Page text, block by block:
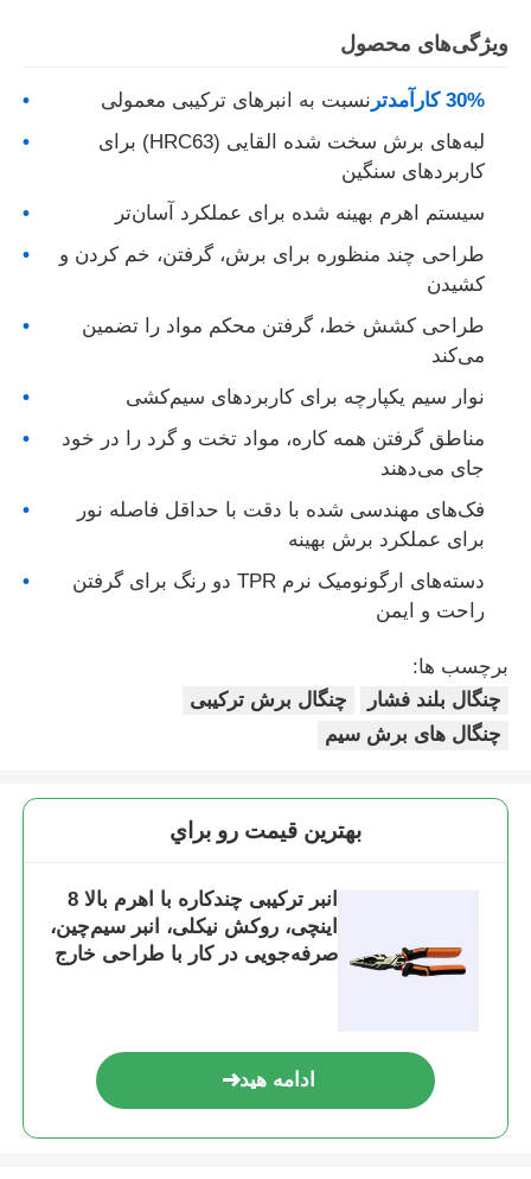
کارخانه تور
کنترل کیفیت
تماس با ما
اخبار
درخواست نقل قول
انبر ترکیبی
انبر بینی بلند
چنگال های برش جانبی
انبردست برش انتهایی
چنگال های چند منظوره
قیچی های ترکیبی
ویژگی‌های محصول
30% کارآمدتر
نسبت به انبرهای ترکیبی معمولی
لبه‌های برش سخت شده القایی (HRC63) برای
کاربردهای سنگین
سیستم اهرم بهینه شده برای عملکرد آسان‌تر
طراحی چند منظوره برای برش، گرفتن، خم کردن و
کشیدن
طراحی کشش خط، گرفتن محکم مواد را تضمین
می‌کند
نوار سیم یکپارچه برای کاربردهای سیم‌کشی
مناطق گرفتن همه کاره، مواد تخت و گرد را در خود
جای می‌دهند
فک‌های مهندسی شده با دقت با حداقل فاصله نور
برای عملکرد برش بهینه
دسته‌های ارگونومیک نرم TPR دو رنگ برای گرفتن
راحت و ایمن
برچسب ها:
چنگال بلند فشار
چنگال برش ترکیبی
چنگال های برش سیم
بهترين قيمت رو براي
انبر ترکیبی چندکاره با اهرم بالا 8
اینچی، روکش نیکلی، انبر سیم‌چین،
صرفه‌جویی در کار با طراحی خارج
ادامه هید